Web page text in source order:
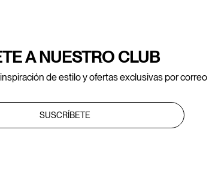
A NUESTRO CLUB
de estilo y ofertas exclusivas por
SUSCRÍBETE